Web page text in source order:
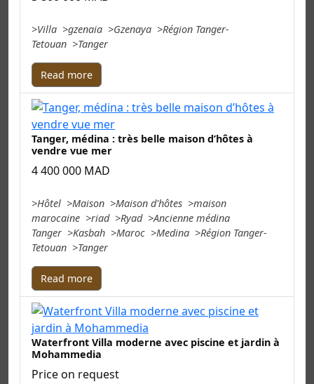
Villa gzenaia Gzenaya
Région Tanger-
Tetouan
Tanger
Read more
Tanger, médina : très belle maison d’hôtes à
vendre vue mer
4 400 000 MAD
Hôtel Maison Maison d'hôtes
maison
marocaine
riad Ryad
Ancienne médina
Tanger
Kasbah Maroc Medina
Région Tanger-
Tetouan
Tanger
Read more
Waterfront Villa moderne avec piscine et jardin à
Mohammedia
Price on request